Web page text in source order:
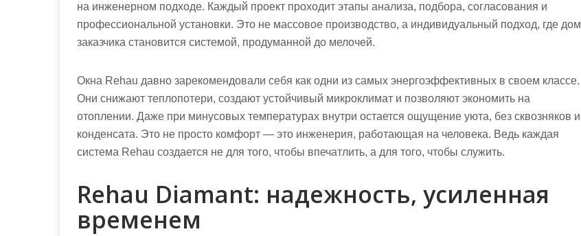
на инженерном подходе. Каждый проект проходит этапы анализа, подбора, согласования и
профессиональной установки. Это не массовое производство, а индивидуальный подход, где дом
заказчика становится системой, продуманной до мелочей.
Окна Rehau давно зарекомендовали себя как одни из самых энергоэффективных в своем классе.
Они снижают теплопотери, создают устойчивый микроклимат и позволяют экономить на
отоплении. Даже при минусовых температурах внутри остается ощущение уюта, без сквозняков и
конденсата. Это не просто комфорт — это инженерия, работающая на человека. Ведь каждая
система Rehau создается не для того, чтобы впечатлить, а для того, чтобы служить.
Rehau Diamant: надежность, усиленная
временем